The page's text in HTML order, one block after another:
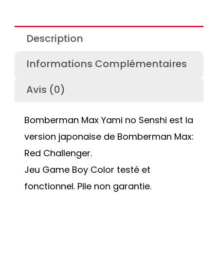
Description
Informations Complémentaires
Avis (0)
Bomberman Max Yami no Senshi est la
version japonaise de Bomberman Max:
Red Challenger.
Jeu Game Boy Color testé et
fonctionnel. Pile non garantie.